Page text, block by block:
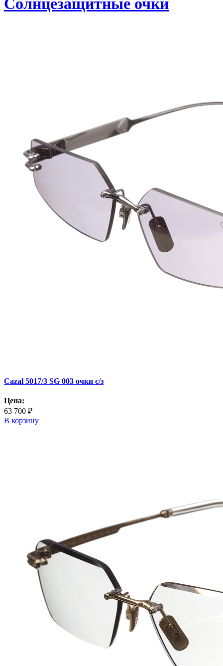
Cazal 5017/3 SG 003 очки с/з
Цена:
63 700 ₽
В корзину